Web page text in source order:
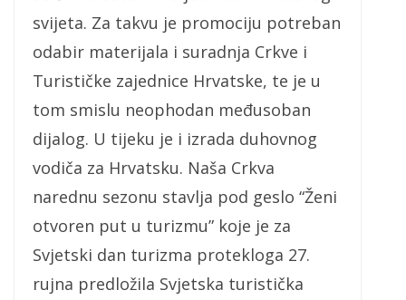
svijeta. Za takvu je promociju potreban
odabir materijala i suradnja Crkve i
Turističke zajednice Hrvatske, te je u
tom smislu neophodan međusoban
dijalog. U tijeku je i izrada duhovnog
vodiča za Hrvatsku. Naša Crkva
narednu sezonu stavlja pod geslo “Ženi
otvoren put u turizmu” koje je za
Svjetski dan turizma protekloga 27.
rujna predložila Svjetska turistička